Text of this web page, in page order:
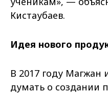
Кистаубаев.
Идея нового
В 2017 году Магжан
думать о создании